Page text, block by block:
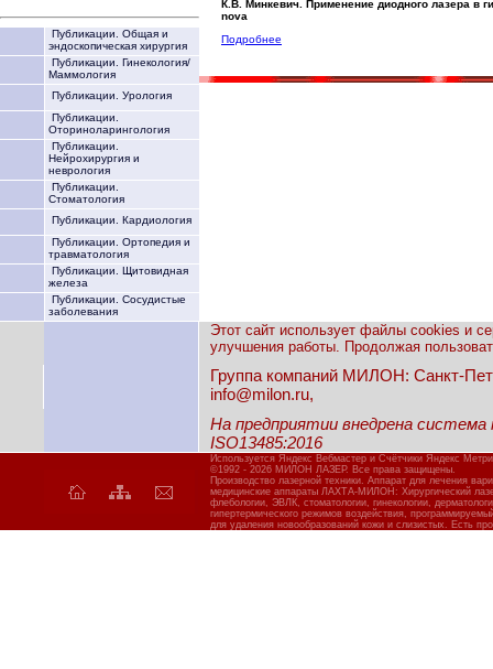
Публикации. Общая и
эндоскопическая хирургия
Публикации. Гинекология/
Маммология
Публикации. Урология
Публикации.
Оториноларингология
Публикации.
Нейрохирургия и
неврология
Публикации.
Стоматология
Публикации. Кардиология
Публикации. Ортопедия и
травматология
Публикации. Щитовидная
железа
Публикации. Сосудистые
заболевания
К.В. Минкевич. Применение диодного лазера в
nova
Подробнее
Этот сайт использует файлы cookies и
улучшения работы. Продолжая
Группа компаний МИЛОН: Санкт-
info@milon.ru,
На предприятии внедрена
ISO13485:2016
Используется Яндекс Вебмастер и Счётчики Яндекс
©1992 - 2026 МИЛОН ЛАЗЕР. Все права защищены.
Производство лазерной техники. Аппарат для лечения
медицинские аппараты ЛАХТА-МИЛОН: Хирургический
флебологии, ЭВЛК, стоматологии, гинекологии,
гипертермического режимов воздействия,
для удаления новообразований кожи и слизистых. Есть